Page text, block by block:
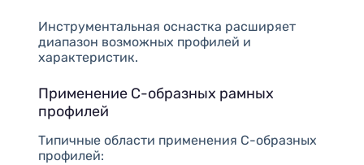
Инструментальная оснастка расширяет
диапазон возможных профилей и
характеристик.
Применение С-образных рамных
профилей
Типичные области применения С-образных
профилей: